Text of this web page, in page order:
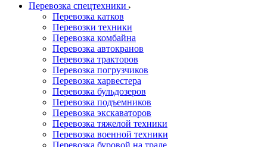
Перевозка спецтехники
Перевозка катков
Перевозки техники
Перевозка комбайна
Перевозка автокранов
Перевозка тракторов
Перевозка погрузчиков
Перевозка харвестера
Перевозка бульдозеров
Перевозка подъемников
Перевозка экскаваторов
Перевозка тяжелой техники
Перевозка военной техники
Перевозка буровой на трале